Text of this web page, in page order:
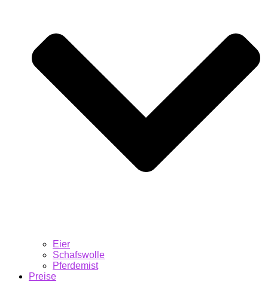
Eier
Schafswolle
Pferdemist
Preise